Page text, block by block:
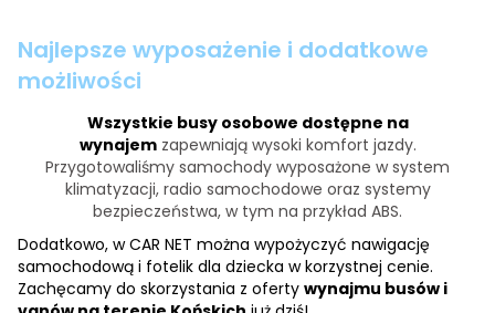
Najlepsze wyposażenie i dodatkowe
możliwości
Wszystkie busy osobowe dostępne na
wynajemzapewniają wysoki komfort jazdy.
Przygotowaliśmy samochody wyposażone w system
klimatyzacji, radio samochodowe oraz systemy
bezpieczeństwa, w tym na przykład ABS.
Dodatkowo, w CAR NET można wypożyczyć nawigację
samochodową i fotelik dla dziecka w korzystnej cenie.
Zachęcamy do skorzystania z oferty wynajmu busów i